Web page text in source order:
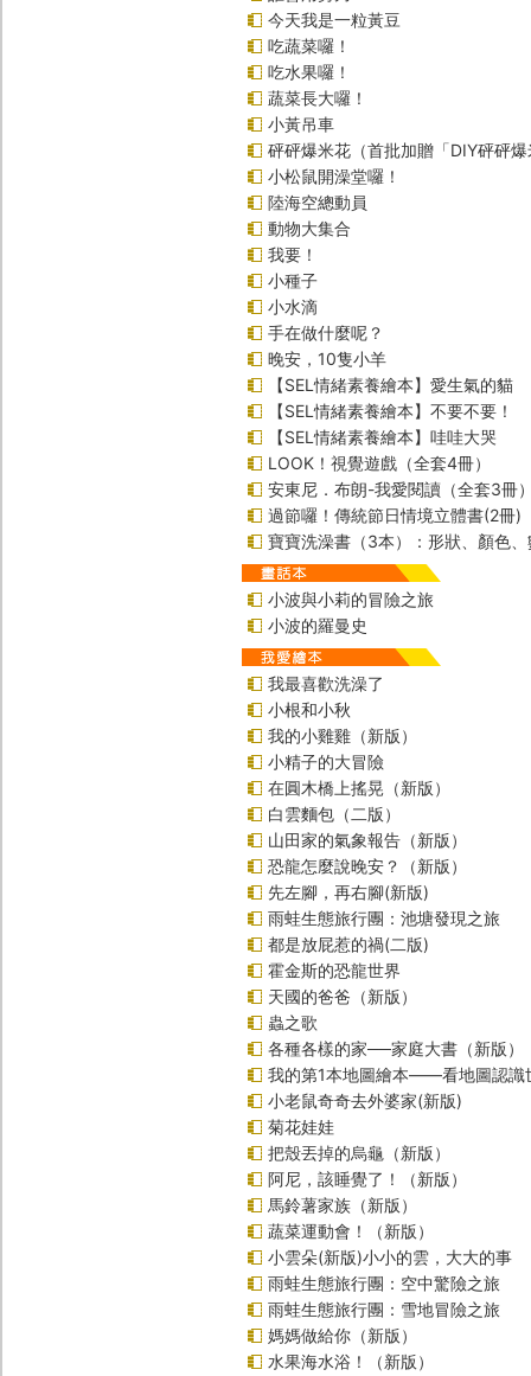
今天我是一粒黃豆
吃蔬菜囉！
吃水果囉！
蔬菜長大囉！
小黃吊車
砰砰爆米花（首批加贈「DIY砰砰
小松鼠開澡堂囉！
陸海空總動員
動物大集合
我要！
小種子
小水滴
手在做什麼呢？
晚安，10隻小羊
【SEL情緒素養繪本】愛生氣的貓
【SEL情緒素養繪本】不要不要！
【SEL情緒素養繪本】哇哇大哭
LOOK！視覺遊戲（全套4冊）
安東尼．布朗-我愛閱讀（全套3冊
過節囉！傳統節日情境立體書(2冊)
寶寶洗澡書（3本）：形狀、顏色、
小波與小莉的冒險之旅
小波的羅曼史
我最喜歡洗澡了
小根和小秋
我的小雞雞（新版）
小精子的大冒險
在圓木橋上搖晃（新版）
白雲麵包（二版）
山田家的氣象報告（新版）
恐龍怎麼說晚安？（新版）
先左腳，再右腳(新版)
雨蛙生態旅行團：池塘發現之旅
都是放屁惹的禍(二版)
霍金斯的恐龍世界
天國的爸爸（新版）
蟲之歌
各種各樣的家──家庭大書（新版）
我的第1本地圖繪本――看地圖認識
小老鼠奇奇去外婆家(新版)
菊花娃娃
把殼丟掉的烏龜（新版）
阿尼，該睡覺了！（新版）
馬鈴薯家族（新版）
蔬菜運動會！（新版）
小雲朵(新版)小小的雲，大大的事
雨蛙生態旅行團：空中驚險之旅
雨蛙生態旅行團：雪地冒險之旅
媽媽做給你（新版）
水果海水浴！（新版）